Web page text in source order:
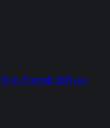
SportsKidsNews